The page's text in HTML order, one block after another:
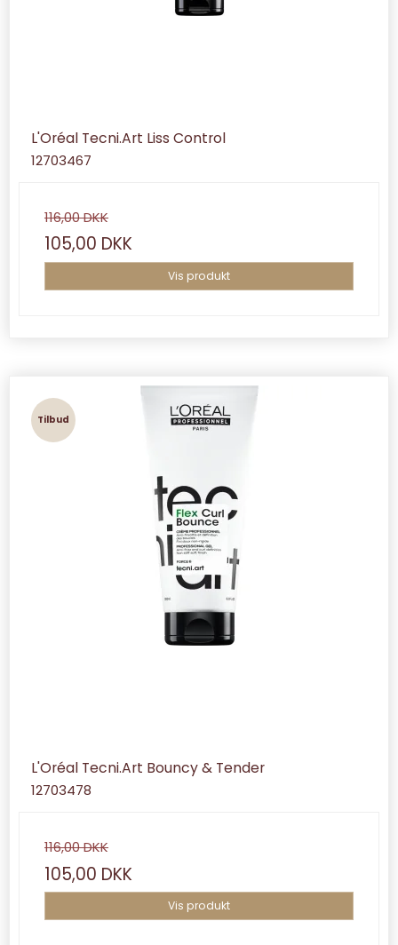
L'Oréal Tecni.Art Liss Control
12703467
116,00 DKK
105,00 DKK
Vis produkt
Tilbud
L'Oréal Tecni.Art Bouncy & Tender
12703478
116,00 DKK
105,00 DKK
Vis produkt